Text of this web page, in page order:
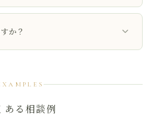
た内容は、秘密を厳守いたします。
か？
ある相談例